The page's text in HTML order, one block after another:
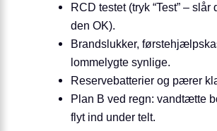
RCD testet (tryk “Test” – slår
den OK).
Brand­slukker,
lommelygte synlige.
Reserve­batterier og pærer
Plan B ved regn: vandtætte
flyt ind under telt.